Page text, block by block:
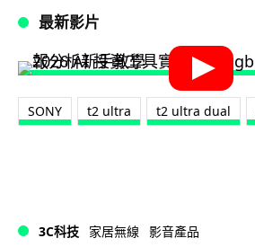
最新影片
SONY t2 ultra t2 ultra dual
3C科技 家居無線 影音產品